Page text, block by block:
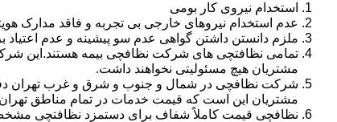
استخدام نیروی کار بومی
عدم استخدام نیروهای خارجی بی تجربه و فاقد مدارک
ملزم دانستن داشتن گواهی عدم سو پیشینه و عدم اعتیاد
تمامی نظافتچی های شرکت نظافچی بیمه هستند.این
مشتریان هیچ مسئولیتی نخواهند داشت.
شرکت نظافچی در شمال و جنوب و شرق و غرب تهران دفتر
مشتریان این است که قیمت خدمات در تمام مناطق